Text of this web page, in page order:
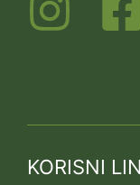
KORISNI